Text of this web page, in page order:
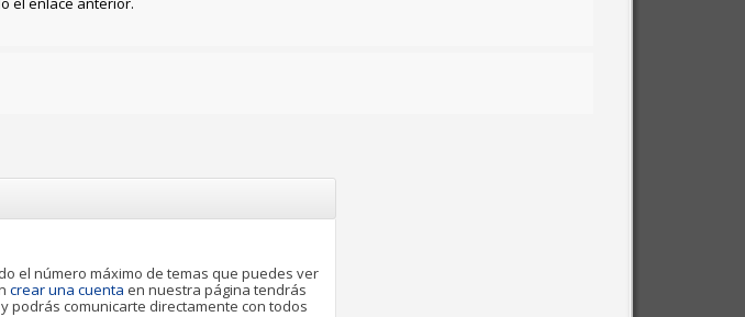
el número máximo de temas que puedes ver
crear una cuenta en nuestra página tendrás
podrás comunicarte directamente con todos